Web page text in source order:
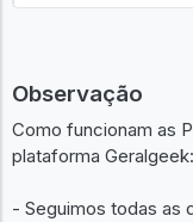
Observação
Como funcionam as
plataforma
- Seguimos todas as